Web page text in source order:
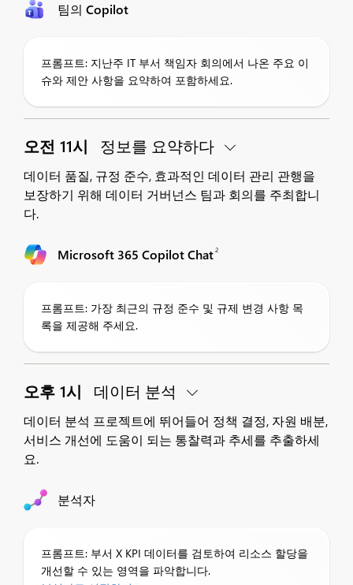
팀의 Copilot
프롬프트: 지난주 IT 부서 책임자 회의에서 나온 주요 이
슈와 제안 사항을 요약하여 포함하세요.
오전 11시 정보를 요약하다
데이터 품질, 규정 준수, 효과적인 데이터 관리 관행을
보장하기 위해 데이터 거버넌스 팀과 회의를 주최합니
다.
Microsoft 365 Copilot Chat2
프롬프트: 가장 최근의 규정 준수 및 규제 변경 사항 목
록을 제공해 주세요.
오후 1시 데이터 분석
데이터 분석 프로젝트에 뛰어들어 정책 결정, 자원 배분,
서비스 개선에 도움이 되는 통찰력과 추세를 추출하세
요.
분석자
프롬프트: 부서 X KPI 데이터를 검토하여 리소스 할당을
개선할 수 있는 영역을 파악합니다.